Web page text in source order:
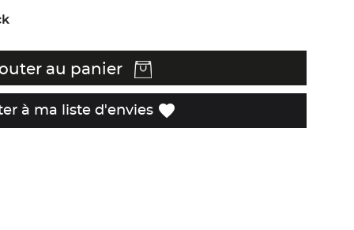
au panier
à ma liste d'envies favorite